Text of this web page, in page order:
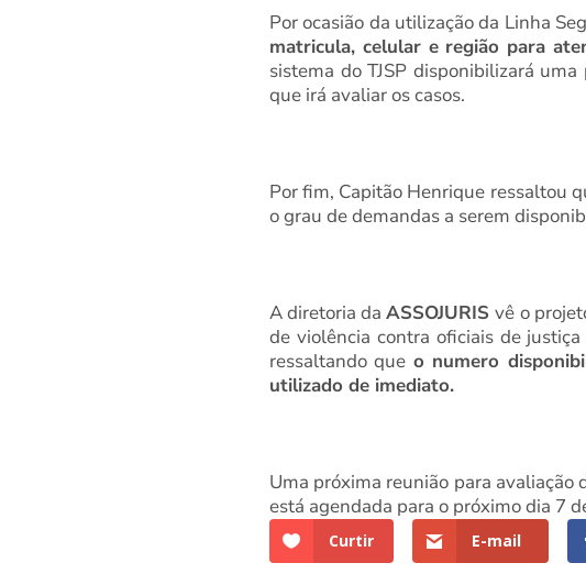
Por ocasião da utilização da Linha
matricula, celular e região para
sistema do TJSP disponibilizará
que irá avaliar os casos.
Por fim, Capitão Henrique ressaltou
o grau de demandas a serem
A diretoria daASSOJURISvê o
de violência contra oficiais de
ressaltando que o numero
utilizado de imediato.
Uma próxima reunião para avaliação
está agendada para o próximo dia 7
Curtir E-mail